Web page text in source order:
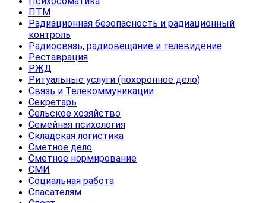
ПТМ
Радиационная безопасность и радиационный
контроль
Радиосвязь, радиовещание и телевидение
Реставрация
РЖД
Ритуальные услуги (похоронное дело)
Связь и Телекоммуникации
Секретарь
Сельское хозяйство
Семейная психология
Складская логистика
Сметное дело
Сметное нормирование
СМИ
Социальная работа
Спасателям